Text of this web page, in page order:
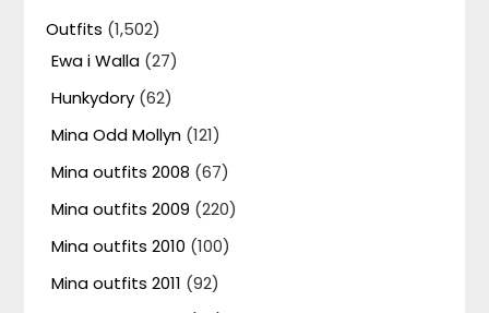
Outfits (1,502)
Ewa i Walla (27)
Hunkydory (62)
Mina Odd Mollyn (121)
Mina outfits 2008 (67)
Mina outfits 2009 (220)
Mina outfits 2010 (100)
Mina outfits 2011 (92)